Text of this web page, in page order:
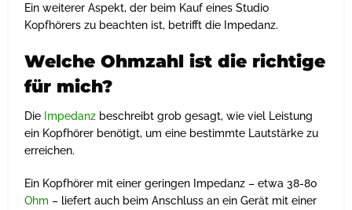
Ein weiterer Aspekt, der beim Kauf eines Studio
Kopfhörers zu beachten ist, betrifft die Impedanz.
Welche Ohmzahl ist die richtige
für mich?
Die Impedanz beschreibt grob gesagt, wie viel Leistung
ein Kopfhörer benötigt, um eine bestimmte Lautstärke zu
erreichen.
Ein Kopfhörer mit einer geringen Impedanz – etwa 38-80
Ohm– liefert auch beim Anschluss an ein Gerät mit einer